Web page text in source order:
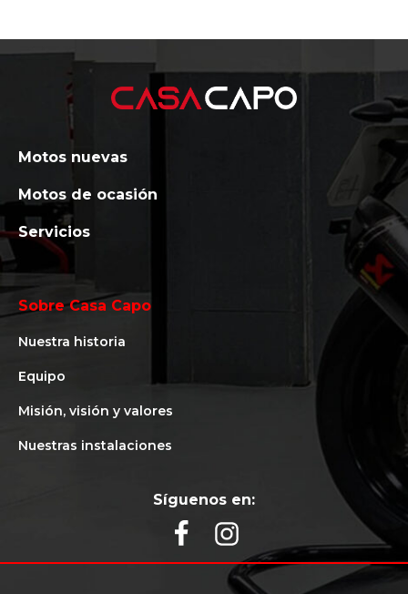
Motos nuevas
Motos de ocasión
Servicios
Sobre Casa Capo
Nuestra historia
Equipo
Misión, visión y valores
Nuestras instalaciones
Síguenos en: